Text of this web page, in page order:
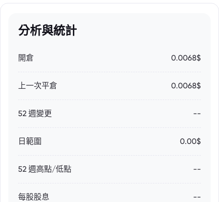
分析與統計
開倉 0.0068$
上一次平倉 0.0068$
52 週變更 --
日範圍 0.00$
52 週高點/低點 --
每股股息 --